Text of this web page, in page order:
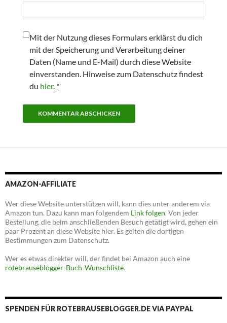
Mit der Nutzung dieses Formulars erklärst du dich
mit der Speicherung und Verarbeitung deiner
Daten (Name und E-Mail) durch diese Website
einverstanden. Hinweise zum Datenschutz findest
du hier. *
AMAZON-AFFILIATE
Wer diese Website unterstützen will, kann dies unter anderem via
Amazon tun. Dazu kann man folgendem Link folgen. Von jeder
Bestellung, die beim anschließenden Besuch getätigt wird, gehen ein
paar Prozent an diese Website hier. Es gelten die dortigen
Bestimmungen zum Datenschutz.
Wer es etwas direkter will, der findet bei Amazon auch eine
rotebrauseblogger-Buch-Wunschliste.
SPENDEN FÜR ROTEBRAUSEBLOGGER.DE VIA PAYPAL